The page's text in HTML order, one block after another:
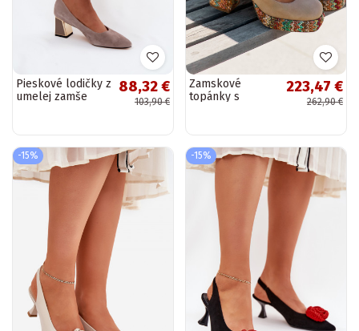
Pieskové lodičky z
umelej zamše
88,32 €
103,90 €
Zamskové
topánky s
turiciejka 06839-
04...
223,47 €
262,90 €
-15% -15%